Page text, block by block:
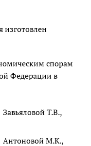
изготовлен
спорам
Федерации в
Завьяловой Т.В.,
Антоновой М.К.,